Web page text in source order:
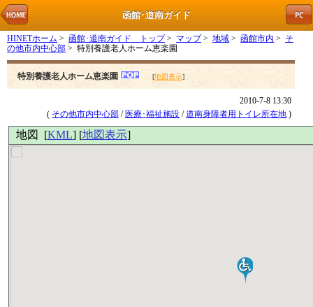
函館･道南ガイド
HINETホーム > 函館･道南ガイド トップ> マップ> 地域 > 函館市内 > そ
の他市内中心部 > 特別養護老人ホーム恵楽園
特別養護老人ホーム恵楽園 [地図表示]
2010-7-8 13:30
( その他市内中心部 / 医療･福祉施設 /道南身障者用トイレ所在地 )
地図 [KML] [地図表示]